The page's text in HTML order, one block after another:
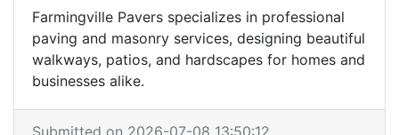
Farmingville Pavers specializes in professional
paving and masonry services, designing beautiful
walkways, patios, and hardscapes for homes and
businesses alike.
Submitted on 2026-07-08 13:50:12